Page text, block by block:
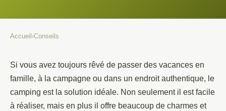
Accueil ›Conseils
Si vous avez toujours rêvé de passer des vacances en
famille, à la campagne ou dans un endroit authentique, le
camping est la solution idéale. Non seulement il est facile
à réaliser, mais en plus il offre beaucoup de charmes et